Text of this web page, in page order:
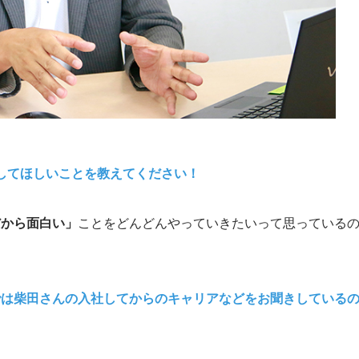
ほしいことを教えてください！
ら面白い」 ことをどんどんやっていきたいって思っているの
柴田さんの入社してからのキャリアなどをお聞きしているの